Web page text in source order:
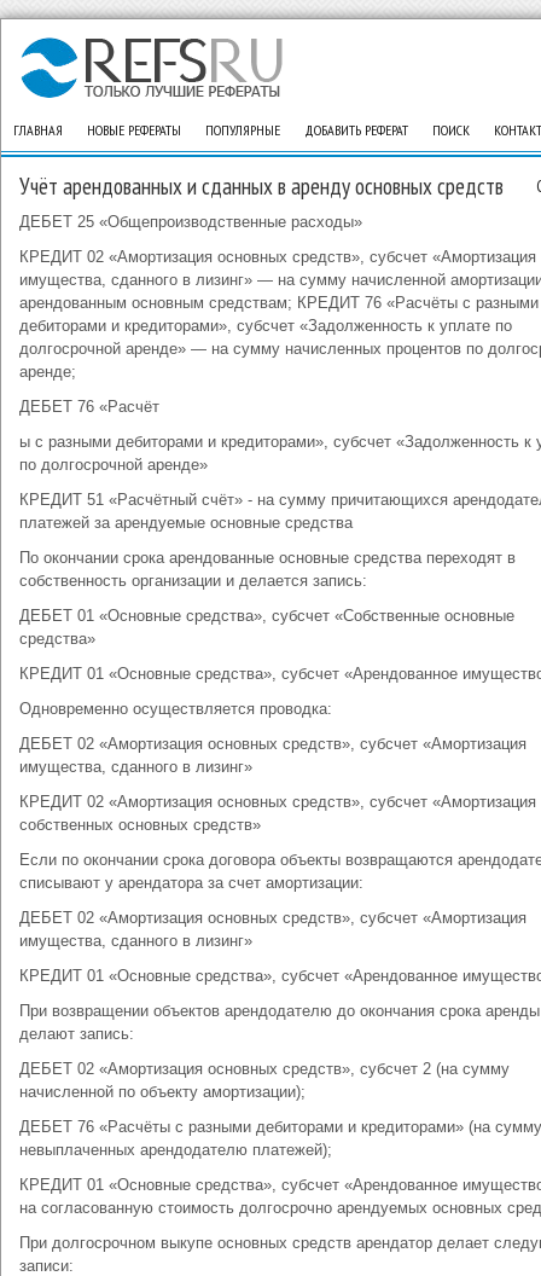
ГЛАВНАЯ НОВЫЕ РЕФЕРАТЫ ПОПУЛЯРНЫЕ ДОБАВИТЬ РЕФЕРАТ ПОИСК
Учёт арендованных и сданных в аренду основных средств
ДЕБЕТ 25 «Общепроизводственные расходы»
КРЕДИТ 02 «Амортизация основных средств», субсчет «Амортизация
имущества, сданного в лизинг» — на сумму начисленной
арендованным основным средствам; КРЕДИТ 76 «Расчёты с разными
дебиторами и кредиторами», субсчет «Задолженность к уплате по
долгосрочной аренде» — на сумму начисленных процентов по
аренде;
ДЕБЕТ 76 «Расчёт
ы с разными дебиторами и кредиторами», субсчет «Задолженность к
по долгосрочной аренде»
КРЕДИТ 51 «Расчётный счёт» - на сумму причитающихся
платежей за арендуемые основные средства
По окончании срока арендованные основные средства переходят в
собственность организации и делается запись:
ДЕБЕТ 01 «Основные средства», субсчет «Собственные основные
средства»
КРЕДИТ 01 «Основные средства», субсчет «Арендованное
Одновременно осуществляется проводка:
ДЕБЕТ 02 «Амортизация основных средств», субсчет «Амортизация
имущества, сданного в лизинг»
КРЕДИТ 02 «Амортизация основных средств», субсчет «Амортизация
собственных основных средств»
Если по окончании срока договора объекты возвращаются
списывают у арендатора за счет амортизации:
ДЕБЕТ 02 «Амортизация основных средств», субсчет «Амортизация
имущества, сданного в лизинг»
КРЕДИТ 01 «Основные средства», субсчет «Арендованное
При возвращении объектов арендодателю до окончания срока аренды
делают запись:
ДЕБЕТ 02 «Амортизация основных средств», субсчет 2 (на сумму
начисленной по объекту амортизации);
ДЕБЕТ 76 «Расчёты с разными дебиторами и кредиторами» (на сумму
невыплаченных арендодателю платежей);
КРЕДИТ 01 «Основные средства», субсчет «Арендованное
на согласованную стоимость долгосрочно арендуемых основных
При долгосрочном выкупе основных средств арендатор делает
записи: